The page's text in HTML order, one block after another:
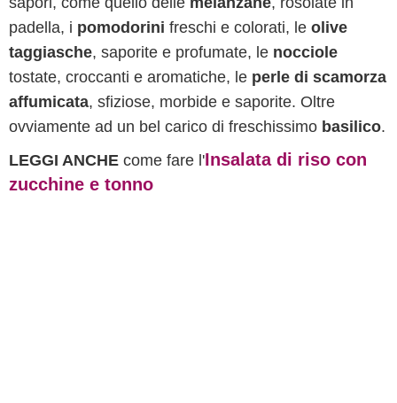
padella, i pomodorini freschi e colorati, le olive
taggiasche, saporite e profumate, le nocciole
tostate, croccanti e aromatiche, le perle di scamorza
affumicata, sfiziose, morbide e saporite. Oltre
ovviamente ad un bel carico di freschissimo basilico.
LEGGI ANCHE come fare l'Insalata di riso con
zucchine e tonno